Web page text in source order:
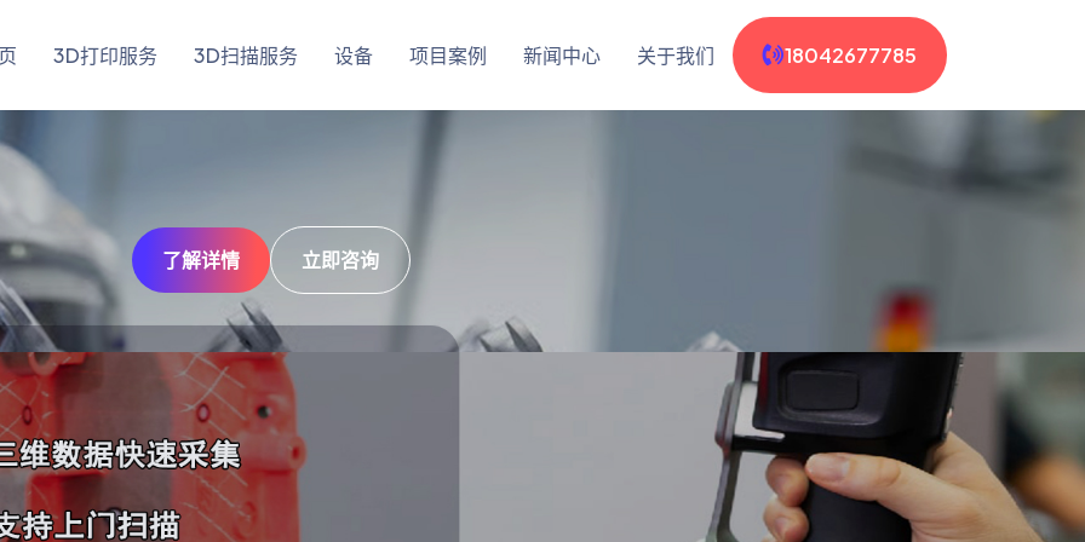
3D打印服务 3D扫描服务 设备 项目案例 新闻中心 关于我们 18042677785
了解详情 立即咨询
了解详情 立即咨询